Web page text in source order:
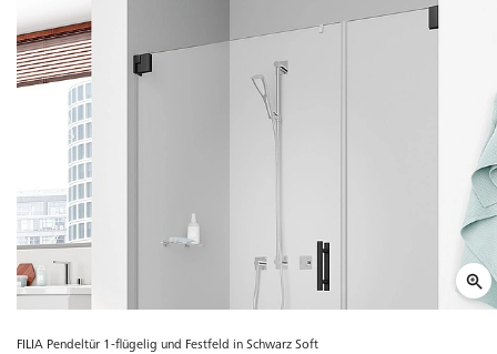
FILIA Pendeltür 1-flügelig und Festfeld in Schwarz Soft